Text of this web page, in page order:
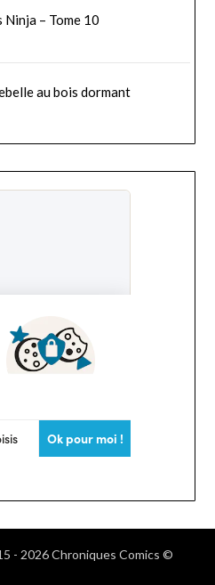
Ninja – Tome 10
au bois dormant
- 2026 Chroniques Comics ©